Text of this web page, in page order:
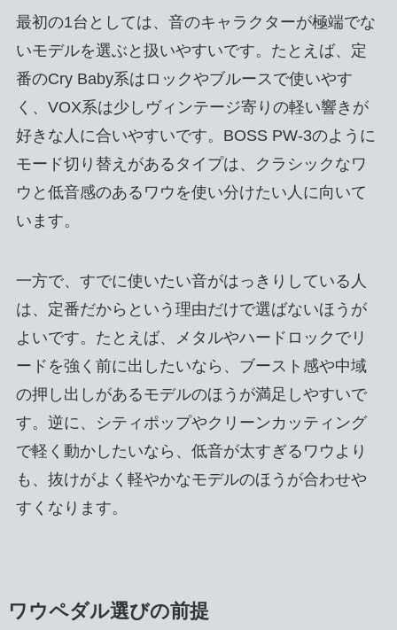
最初の1台としては、音のキャラクターが極端でな
いモデルを選ぶと扱いやすいです。たとえば、定
番のCry Baby系はロックやブルースで使いやす
く、VOX系は少しヴィンテージ寄りの軽い響きが
好きな人に合いやすいです。BOSS PW-3のように
モード切り替えがあるタイプは、クラシックなワ
ウと低音感のあるワウを使い分けたい人に向いて
います。
一方で、すでに使いたい音がはっきりしている人
は、定番だからという理由だけで選ばないほうが
よいです。たとえば、メタルやハードロックでリ
ードを強く前に出したいなら、ブースト感や中域
の押し出しがあるモデルのほうが満足しやすいで
す。逆に、シティポップやクリーンカッティング
で軽く動かしたいなら、低音が太すぎるワウより
も、抜けがよく軽やかなモデルのほうが合わせや
すくなります。
ワウペダル選びの前提